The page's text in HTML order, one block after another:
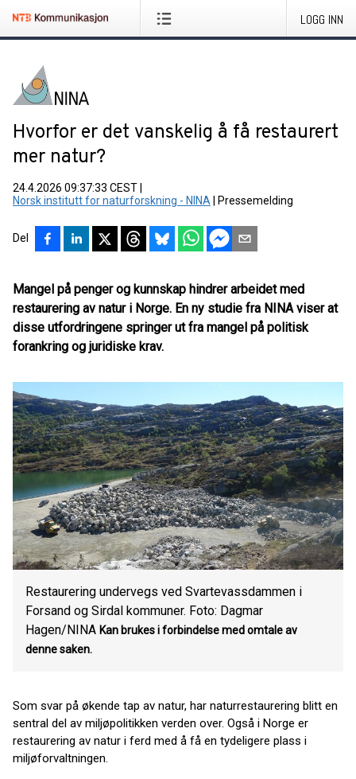
LOGG INN
Hvorfor er det vanskelig å få restaurert
mer natur?
24.4.2026 09:37:33 CEST
Norsk institutt for naturforskning - NINA
Pressemelding
Del
Mangel på penger og kunnskap hindrer arbeidet med
restaurering av natur i Norge. En ny studie fra NINA viser at
disse utfordringene springer ut fra mangel på politisk
forankring og juridiske krav.
Restaurering undervegs ved Svartevassdammen i
Forsand og Sirdal kommuner. Foto: Dagmar
Hagen/NINA Kan brukes i forbindelse med omtale av
denne saken.
Som svar på økende tap av natur, har naturrestaurering blitt en
sentral del av miljøpolitikken verden over. Også i Norge er
restaurering av natur i ferd med å få en tydeligere plass i
miljøforvaltningen.